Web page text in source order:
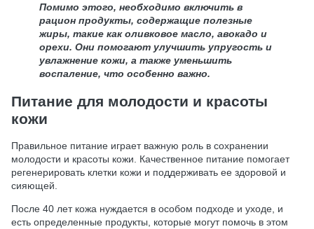
Помимо этого, необходимо включить в
рацион продукты, содержащие полезные
жиры, такие как оливковое масло, авокадо и
орехи. Они помогают улучшить упругость и
увлажнение кожи, а также уменьшить
воспаление, что особенно важно.
Питание для молодости и красоты
кожи
Правильное питание играет важную роль в сохранении
молодости и красоты кожи. Качественное питание помогает
регенерировать клетки кожи и поддерживать ее здоровой и
сияющей.
После 40 лет кожа нуждается в особом подходе и уходе, и
есть определенные продукты, которые могут помочь в этом